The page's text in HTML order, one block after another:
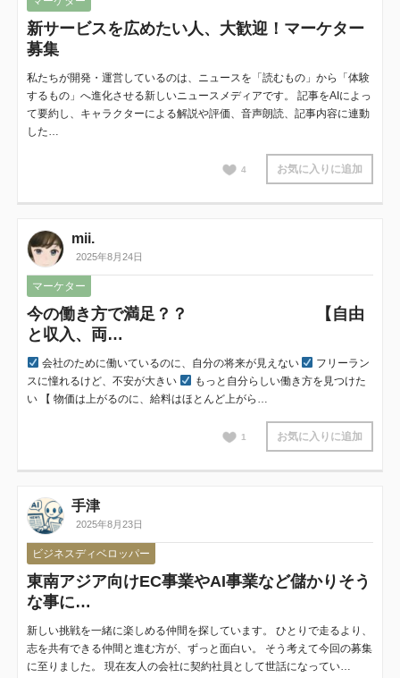
新サービスを広めたい人、大歓迎！マーケター
募集
私たちが開発・運営しているのは、ニュースを「読むもの」から「体験
するもの」へ進化させる新しいニュースメディアです。 記事をAIによっ
て要約し、キャラクターによる解説や評価、音声朗読、記事内容に連動
した…
4 お気に入りに追加
mii.
2025年8月24日
マーケター
今の働き方で満足？？ 【自由
と収入、両…
会社のために働いているのに、自分の将来が見えない
フリーラン
スに憧れるけど、不安が大きい
もっと自分らしい働き方を見つけた
い 【 物価は上がるのに、給料はほとんど上がら…
1 お気に入りに追加
手津
2025年8月23日
ビジネスディベロッパー
東南アジア向けEC事業やAI事業など儲かりそう
な事に…
新しい挑戦を一緒に楽しめる仲間を探しています。 ひとりで走るより、
志を共有できる仲間と進む方が、ずっと面白い。 そう考えて今回の募集
に至りました。 現在友人の会社に契約社員として世話になってい…